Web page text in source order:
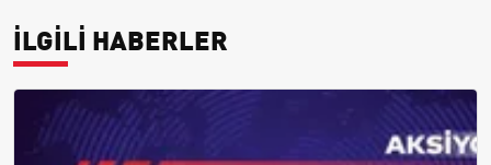
İLGİLİ HABERLER